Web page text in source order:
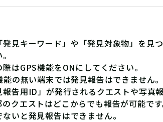
発見キーワード」や「発見対象物」を見
はGPS機能をONにしてください。
の無い端末では発見報告はできません。
告用ID」が発行されるクエストや写真
のクエストはどこからでも報告が可能です
いと発見報告はできません。